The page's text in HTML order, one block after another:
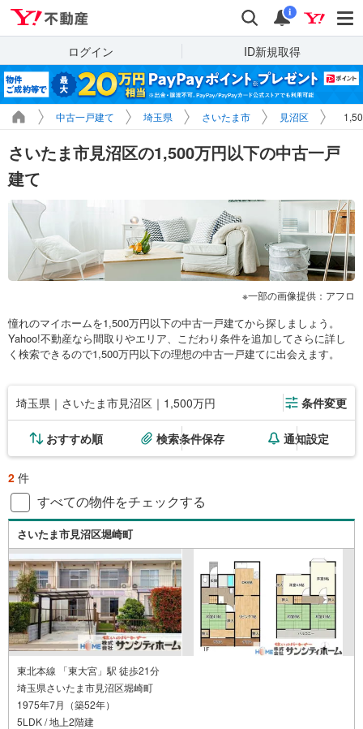
検索 通知
i
ログイン ID新規取得
中古一戸建て 埼玉県 さいたま市 見沼区
さいたま市見沼区の1,500万円以下の中古一戸
建て
一部の画像提供：アフロ
憧れのマイホームを1,500万円以下の中古一戸建てから探しましょう。
Yahoo!不動産なら間取りやエリア、こだわり条件を追加してさらに詳し
く検索できるので1,500万円以下の理想の中古一戸建てに出会えます。
埼玉県｜さいたま市見沼区｜1,500万円 条件変更
おすすめ順 検索条件保存 通知設定
2 件
すべての物件をチェックする
さいたま市見沼区堀崎町
東北本線 「東大宮」駅 徒歩21分
埼玉県さいたま市見沼区堀崎町
1975年7月（築52年）
5LDK / 地上2階建